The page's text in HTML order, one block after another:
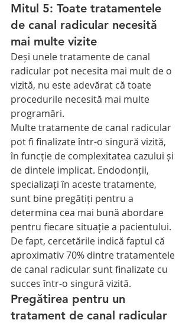
Mitul 5: Toate tratamentele
de canal radicular necesită
mai multe vizite
Deși unele tratamente de canal
radicular pot necesita mai mult de o
vizită, nu este adevărat că toate
procedurile necesită mai multe
programări.
Multe tratamente de canal radicular
pot fi finalizate într-o singură vizită,
în funcție de complexitatea cazului și
de dintele implicat. Endodonții,
specializați în aceste tratamente,
sunt bine pregătiți pentru a
determina cea mai bună abordare
pentru fiecare situație a pacientului.
De fapt, cercetările indică faptul că
aproximativ 70% dintre tratamentele
de canal radicular sunt finalizate cu
succes într-o singură vizită.
Pregătirea pentru un
tratament de canal radicular